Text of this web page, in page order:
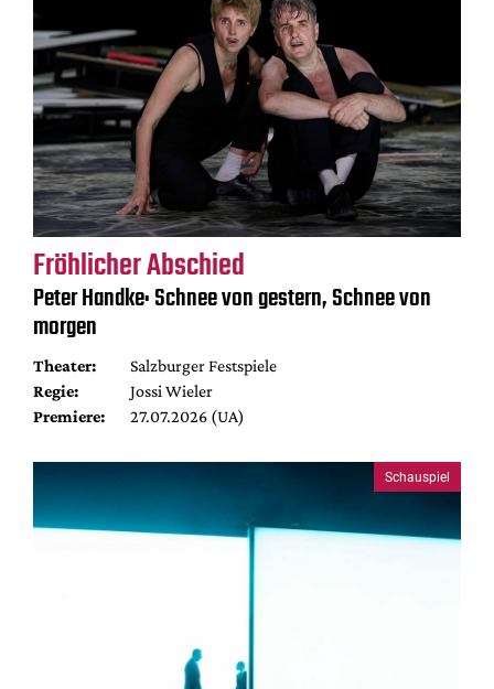
Fröhlicher Abschied
Peter Handke: Schnee von gestern, Schnee von
morgen
Theater:
Salzburger Festspiele
Regie:
Jossi Wieler
Premiere:
27.07.2026 (UA)
Schauspiel